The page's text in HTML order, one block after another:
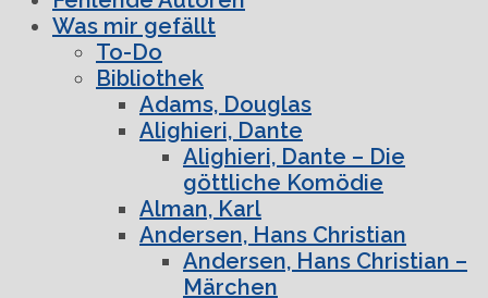
Was mir gefällt
To-Do
Bibliothek
Adams, Douglas
Alighieri, Dante
Alighieri, Dante – Die
göttliche Komödie
Alman, Karl
Andersen, Hans Christian
Andersen, Hans Christian –
Märchen